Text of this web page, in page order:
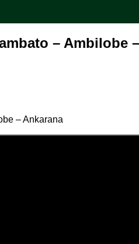
– Ambilobe
– Ankarana